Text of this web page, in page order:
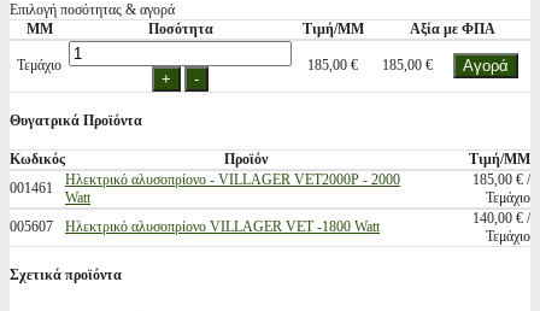
Επιλογή ποσότητας & αγορά
ΜΜ
Ποσότητα Τιμή/ΜΜ Αξία με ΦΠΑ
Τεμάχιο 185,00 € 185,00 €
Θυγατρικά Προϊόντα
Κωδικός Προϊόν
Τιμή/ΜΜ
001461
Ηλεκτρικό αλυσοπρίονο - VILLAGER VET2000P - 2000
Watt
185,00 € /
Τεμάχιο
005607
Ηλεκτρικό αλυσοπρίονο VILLAGER VET -1800 Watt
140,00 € /
Τεμάχιο
Σχετικά προϊόντα